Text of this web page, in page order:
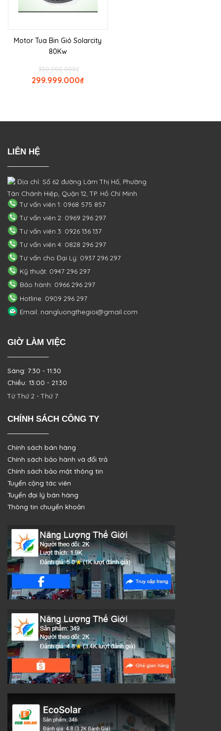
Motor Tua Bin Gió Solarcity
80Kw
₫
350.000.000
₫
299.999.000
LIÊN HỆ
Địa chỉ: Số 62 đường Lâm Thị Hố, Phường
Tân Chánh Hiệp, Quận 12, TP. Hồ Chí Minh
Tư vấn viên 1: 0968 575 857
Tư vấn viên 2: 0969 296 297
Tư vấn viên 3: 0926 136 137
Tư vấn viên 4: 0828 296 297
Tư vấn cho Đại Lý: 0937 296 297
Kỹ thuật: 0947 296 297
Bảo hành: 0966 296 297
Hotline: 0909 296 297
Email: nangluongthegioi@gmail.com
GIỜ LÀM VIỆC
Sáng: 7:30 - 11:30
Chiều: 13:00 - 21:30
Từ Thứ 2 - Thứ 7
CHÍNH SÁCH CÔNG TY
Chính sách bán hàng
Chính sách bảo hành và đổi trả
Chính sách bảo mật thông tin
Tuyển cộng tác viên
Tuyển đại lý bán hàng
Thông tin chuyển khoản